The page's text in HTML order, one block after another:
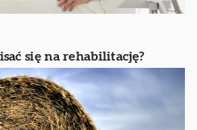
się na rehabilitację?